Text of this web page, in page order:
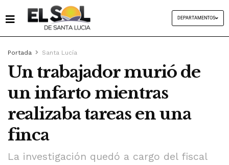
DEPARTAMENTOS
Portada Santa Lucía
Un trabajador murió de
un infarto mientras
realizaba tareas en una
finca
La investigación quedó a cargo del fiscal